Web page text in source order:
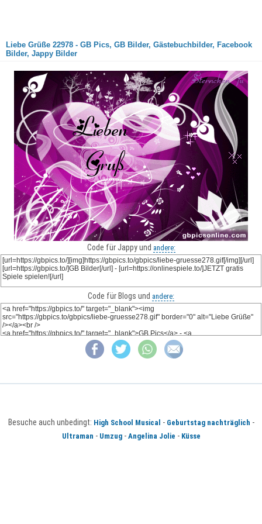
Liebe Grüße 22978 - GB Pics, GB Bilder, Gästebuchbilder, Facebook
Bilder, Jappy Bilder
Code für Jappy und andere:
Code für Blogs und andere:
Besuche auch unbedingt: High School Musical - Geburtstag nachträglich -
Ultraman - Umzug- Angelina Jolie - Küsse